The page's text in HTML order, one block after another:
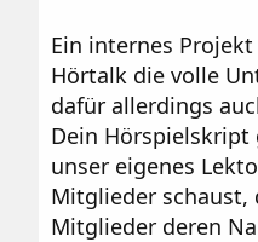
Ein internes
Hörtalk die volle
dafür allerdings
Dein
unser eigenes
Mitglieder schaust,
Mitglieder deren